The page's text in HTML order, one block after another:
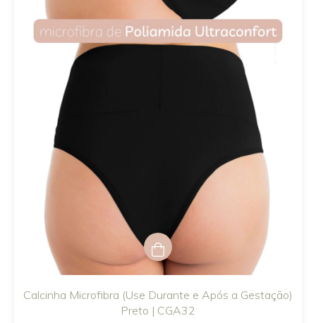
Calcinha Microfibra (Use Durante e Após a Gestação)
Preto | CGA32